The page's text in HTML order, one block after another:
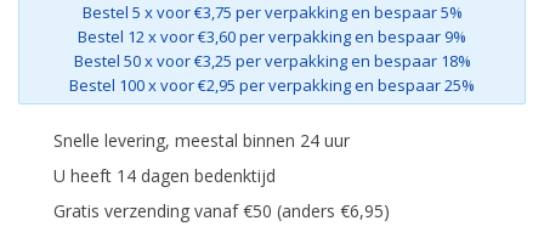
Bestel 5 x voor €3,75 per verpakking en bespaar 5%
Bestel 12 x voor €3,60 per verpakking en bespaar 9%
Bestel 50 x voor €3,25 per verpakking en bespaar 18%
Bestel 100 x voor €2,95 per verpakking en bespaar 25%
Snelle levering, meestal binnen 24 uur
U heeft 14 dagen bedenktijd
Gratis verzending vanaf €50 (anders €6,95)